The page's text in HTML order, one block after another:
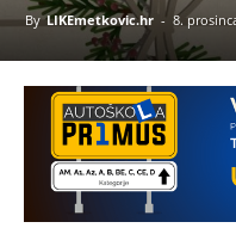
By LIKEmetkovic.hr - 8.